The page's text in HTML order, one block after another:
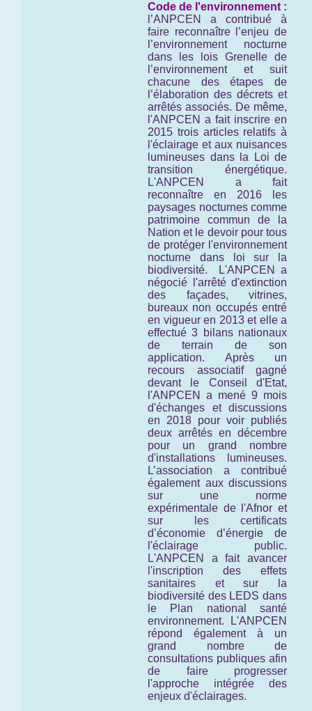
Code de l'environnement :
l’ANPCEN a contribué à
faire reconnaître l’enjeu de
l’environnement nocturne
dans les lois Grenelle de
l’environnement et suit
chacune des étapes de
l’élaboration des décrets et
arrêtés associés. De même,
l'ANPCEN a fait inscrire en
2015 trois articles relatifs à
l'éclairage et aux nuisances
lumineuses dans la Loi de
transition énergétique.
L'ANPCEN a fait
reconnaître en 2016 les
paysages nocturnes comme
patrimoine commun de la
Nation et le devoir pour tous
de protéger l'environnement
nocturne dans loi sur la
biodiversité.
L'ANPCEN a
négocié l'arrêté d'extinction
des façades, vitrines,
bureaux non occupés entré
en vigueur en 2013 et elle a
effectué 3 bilans nationaux
de terrain de son
application. Après un
recours associatif gagné
devant le Conseil d'Etat,
l'ANPCEN a mené 9 mois
d'échanges et discussions
en 2018 pour voir publiés
deux arrêtés en décembre
pour un grand nombre
d'installations lumineuses.
L’association a contribué
également aux discussions
sur une norme
expérimentale de l'Afnor et
sur les certificats
d’économie d’énergie de
l'éclairage public.
L'ANPCEN a fait avancer
l'inscription des effets
sanitaires et sur la
biodiversité des LEDS dans
le Plan national santé
environnement. L'ANPCEN
répond également à un
grand nombre de
consultations publiques afin
de faire progresser
l'approche intégrée des
enjeux d'éclairages.